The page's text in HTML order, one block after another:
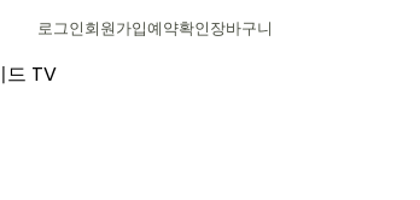
로그인회원가입예약확인장바구니
드 TV